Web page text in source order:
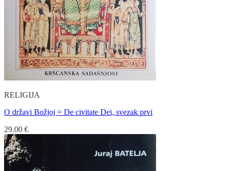
RELIGIJA
O državi Božjoj = De civitate Dei, svezak prvi
29.00 €